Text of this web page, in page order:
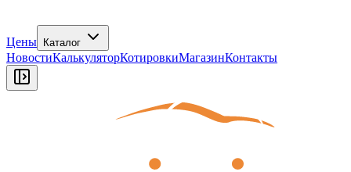
Цены Каталог
НовостиКалькуляторКотировкиМагазинКонтакты